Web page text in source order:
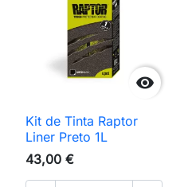

Kit de Tinta Raptor
Liner Preto 1L
43,00 €